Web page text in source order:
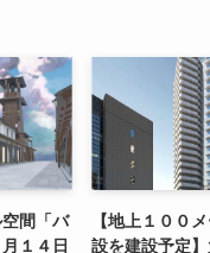
間「バ
１４日
【地上１００
設を建設予定